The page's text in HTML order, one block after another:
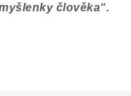
člověka“.